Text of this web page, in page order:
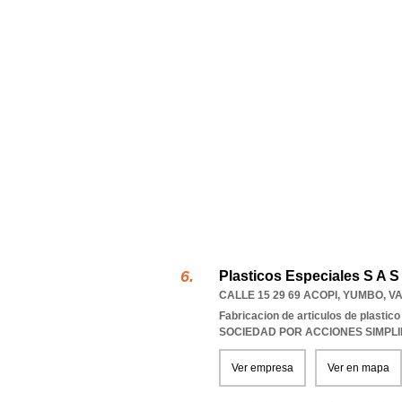
Plasticos Especiales S A S
CALLE 15 29 69 ACOPI , YUMBO,
Fabricacion de articulos de plastico
SOCIEDAD POR ACCIONES
Ver empresa Ver en mapa